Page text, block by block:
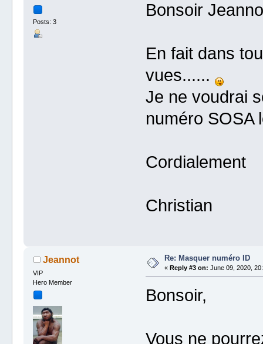
Posts: 3
Bonsoir
En fait dans
vues......
Je ne voudrai
numéro SOSA
Cordialement
Christian
Jeannot
VIP
Hero Member
Re: Masquer numéro ID
«Reply #3 on: June 09, 2020,
Bonsoir,
Vous ne